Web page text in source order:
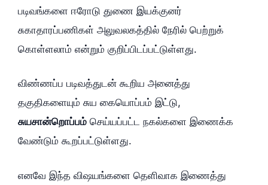
படிவங்களை ஈரோடு துணை இயக்குனர்
சுகாதாரப்பணிகள் அலுவலகத்தில் நேரில் பெற்றுக்
கொள்ளலாம் என்றும் குறிப்பிடப்பட்டுள்ளது.
விண்ணப்ப படிவத்துடன் கூறிய அனைத்து
தகுதிகளையும் சுய கையொப்பம் இட்டு,
சுயசான்றொப்பம் செய்யப்பட்ட நகல்களை இணைக்க
வேண்டும் கூறப்பட்டுள்ளது.
எனவே இந்த விஷயங்களை தெளிவாக இணைத்து